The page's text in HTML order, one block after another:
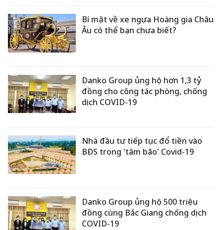
Bí mật về xe ngựa Hoàng gia Châu
Âu có thể bạn chưa biết?
Danko Group ủng hộ hơn 1,3 tỷ
đồng cho công tác phòng, chống
dịch COVID-19
Nhà đầu tư tiếp tục đổ tiền vào
BĐS trong 'tâm bão' Covid-19
Danko Group ủng hộ 500 triệu
đồng cùng Bắc Giang chống dịch
COVID-19